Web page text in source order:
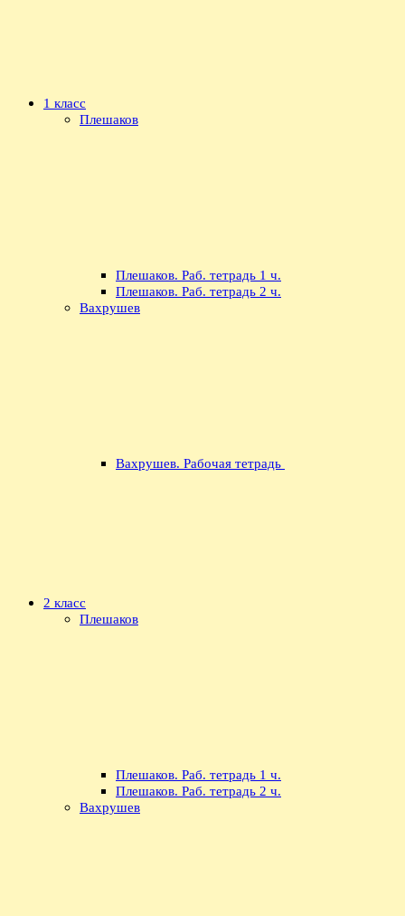
1 класс
Плешаков
Плешаков. Раб. тетрадь 1 ч.
Плешаков. Раб. тетрадь 2 ч.
Вахрушев
Вахрушев. Рабочая тетрадь
2 класс
Плешаков
Плешаков. Раб. тетрадь 1 ч.
Плешаков. Раб. тетрадь 2 ч.
Вахрушев